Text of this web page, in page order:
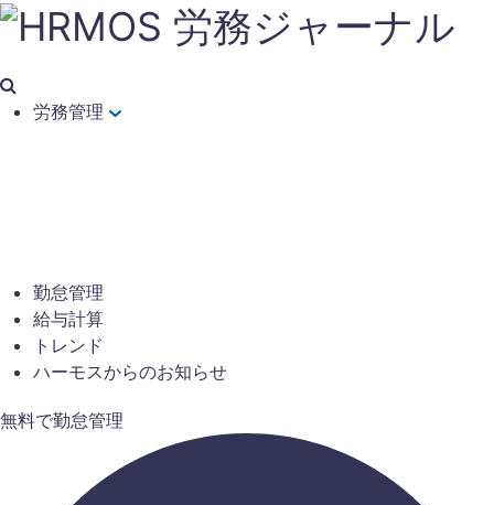
労務管理
勤怠管理
給与計算
トレンド
ハーモスからのお知らせ
無料で勤怠管理